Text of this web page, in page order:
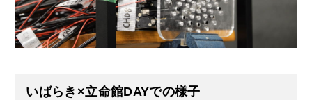
いばらき×立命館DAYでの様子